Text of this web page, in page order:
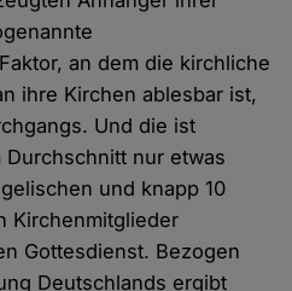
an dem die kirchliche
ihre Kirchen ablesbar ist,
Und die ist
nur etwas
und knapp 10
Kirchenmitglieder
Gottesdienst. Bezogen
Deutschlands ergibt